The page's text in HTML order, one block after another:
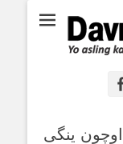
Ё аслинг
اوچون ینگی